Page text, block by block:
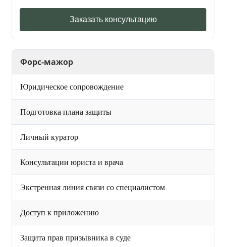
Заказать консультацию
Форс-мажор
Юридическое сопровождение
Подготовка плана защиты
Личный куратор
Консультации юриста и врача
Экстренная линия связи со специалистом
Доступ к приложению
Защита прав призывника в суде